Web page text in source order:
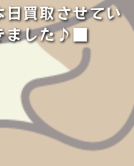
日買取させてい
ました♪■